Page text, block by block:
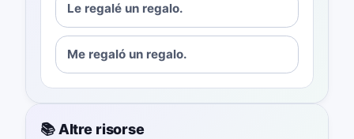
Le regalé un regalo.
Me regaló un regalo.
📚 Altre risorse